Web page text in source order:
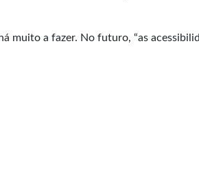
muito a fazer. No futuro, “as